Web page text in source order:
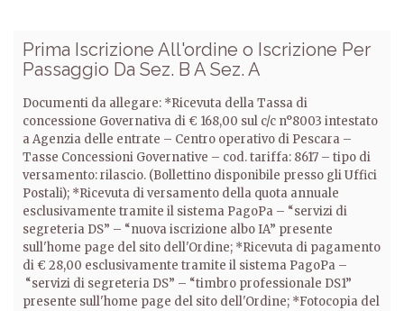
Prima Iscrizione All'ordine o Iscrizione Per
Passaggio Da Sez. B A Sez. A
Documenti da allegare: *Ricevuta della Tassa di
concessione Governativa di € 168,00 sul c/c n°8003 intestato
a Agenzia delle entrate – Centro operativo di Pescara –
Tasse Concessioni Governative – cod. tariffa: 8617 – tipo di
versamento: rilascio. (Bollettino disponibile presso gli Uffici
Postali); *Ricevuta di versamento della quota annuale
esclusivamente tramite il sistema PagoPa – “servizi di
segreteria DS” – “nuova iscrizione albo IA” presente
sull'home page del sito dell'Ordine; *Ricevuta di pagamento
di € 28,00 esclusivamente tramite il sistema PagoPa –
“servizi di segreteria DS” – “timbro professionale DS1”
presente sull'home page del sito dell'Ordine; *Fotocopia del